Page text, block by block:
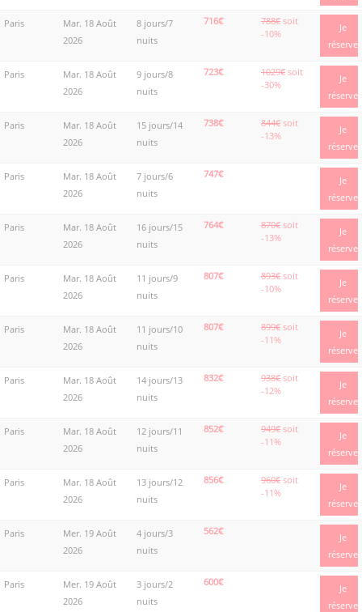
Paris
Mar. 18 Août
2026
8 jours/7
nuits
716€ 788€ soit
-10%
Je
réserve
Paris
Mar. 18 Août
2026
9 jours/8
nuits
723€ 1029€ soit
-30%
Je
réserve
Paris
Mar. 18 Août
2026
15 jours/14
nuits
738€ 844€ soit
-13%
Je
réserve
Paris
Mar. 18 Août
2026
7 jours/6
nuits
747€
Je
réserve
Paris
Mar. 18 Août
2026
16 jours/15
nuits
764€ 870€ soit
-13%
Je
réserve
Paris
Mar. 18 Août
2026
11 jours/9
nuits
807€ 893€ soit
-10%
Je
réserve
Paris
Mar. 18 Août
2026
11 jours/10
nuits
807€ 899€ soit
-11%
Je
réserve
Paris
Mar. 18 Août
2026
14 jours/13
nuits
832€ 938€ soit
-12%
Je
réserve
Paris
Mar. 18 Août
2026
12 jours/11
nuits
852€ 949€ soit
-11%
Je
réserve
Paris
Mar. 18 Août
2026
13 jours/12
nuits
856€ 960€ soit
-11%
Je
réserve
Paris
Mer. 19 Août
2026
4 jours/3
nuits
562€
Je
réserve
Paris
Mer. 19 Août
2026
3 jours/2
nuits
600€
Je
réserve